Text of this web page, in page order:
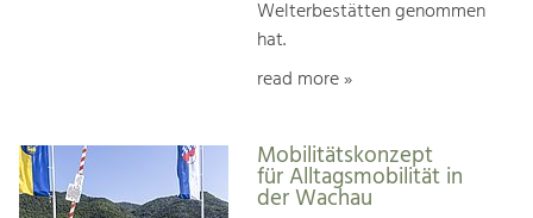
Welterbestätten genommen
hat.
read more »
Mobilitätskonzept
für Alltagsmobilität in
der Wachau